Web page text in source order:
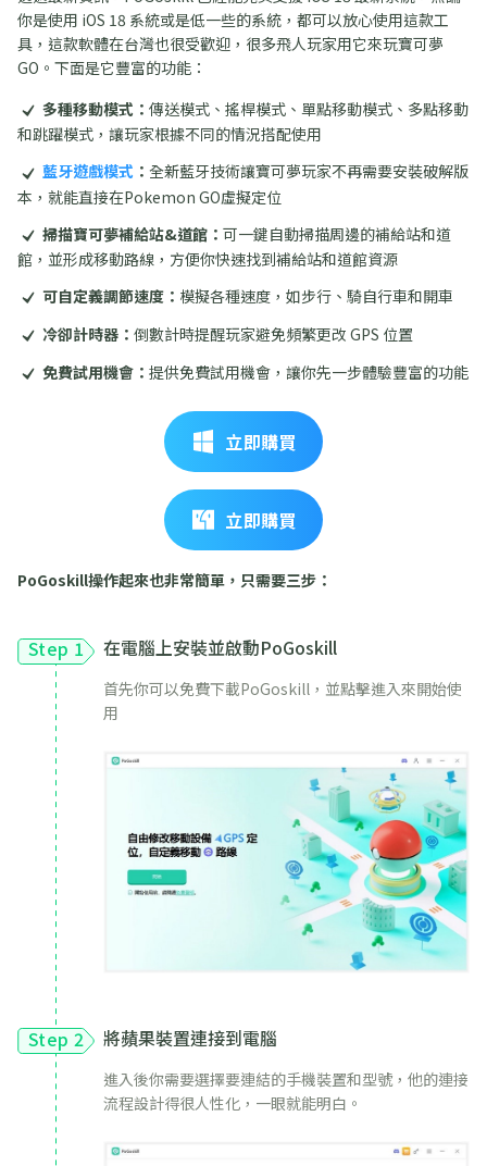
你是使用 iOS 18 系統或是低一些的系統，都可以放心使用這款工
具，這款軟體在台灣也很受歡迎，很多飛人玩家用它來玩寶可夢
GO。下面是它豐富的功能：
多種移動模式： 傳送模式、搖桿模式、單點移動模式、多點移動
和跳躍模式，讓玩家根據不同的情況搭配使用
藍牙遊戲模式 ： 全新藍牙技術讓寶可夢玩家不再需要安裝破解版
本，就能直接在Pokemon GO虛擬定位
掃描寶可夢補給站&道館： 可一鍵自動掃描周邊的補給站和道
館，並形成移動路線，方便你快速找到補給站和道館資源
可自定義調節速度： 模擬各種速度，如步行、騎自行車和開車
冷卻計時器： 倒數計時提醒玩家避免頻繁更改 GPS 位置
免費試用機會： 提供免費試用機會，讓你先一步體驗豐富的功能
立即購買
立即購買
PoGoskill操作起來也非常簡單，只需要三步：
Step 1 在電腦上安裝並啟動PoGoskill
首先你可以免費下載PoGoskill，並點擊進入來開始使
用
Step 2 將蘋果裝置連接到電腦
進入後你需要選擇要連結的手機裝置和型號，他的連接
流程設計得很人性化，一眼就能明白。